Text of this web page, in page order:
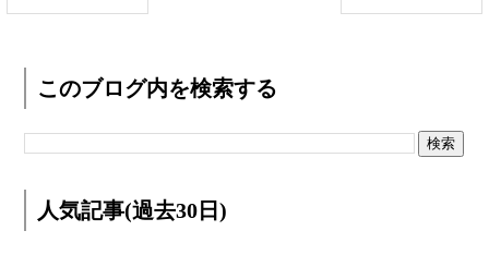
このブログ内を検索する
人気記事(過去30日)